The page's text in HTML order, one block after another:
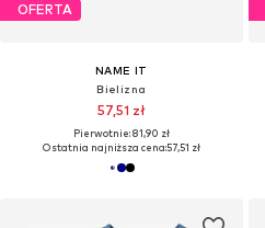
OFERTA
NAME IT
Bielizna
57,51 zł
Pierwotnie: 81,90 zł
Ostatnia najniższa cena:57,51 zł